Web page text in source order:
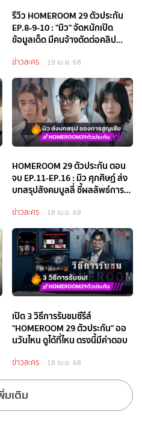
รีวิว HOMEROOM 29 ตัวประกัน
EP.8-9-10 : "มิว" จัดหนักเปิด
ข้อมูลเด็ด มีคนจ้างตัดต่อคลิป
ข่าวละคร 19 เม.ย. 68
HOMEROOM 29 ตัวประกัน ตอน
จบ EP.11-EP.16 : มิว ศุภศิษฏ์ ส่ง
บทสรุปสังคมบูลลี่ ชี้ผลลัพธ์การ
ข่าวละคร 18 เม.ย. 68
เปิด 3 วิธีการรับชมซีรีส์
"HOMEROOM 29 ตัวประกัน" ออ
นวันไหน ดูได้ที่ไหน ตรงนี้มีคำตอบ
ข่าวละคร 18 เม.ย. 68
มเติม